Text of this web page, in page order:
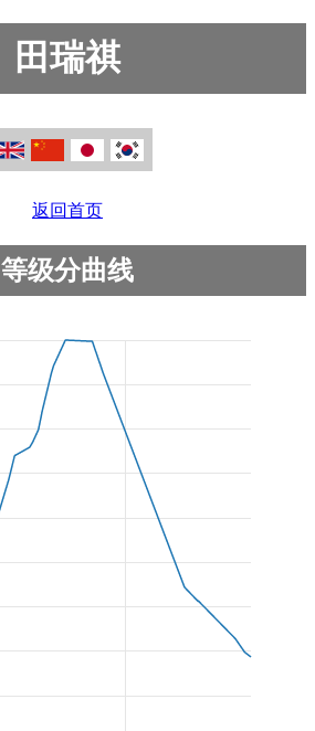
田瑞祺
返回首页
等级分曲线